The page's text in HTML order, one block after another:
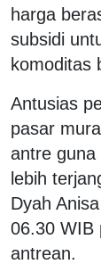
harga
subsidi
komoditas
Antusias
pasar
antre guna
lebih
Dyah
06.30 WIB
antrean.